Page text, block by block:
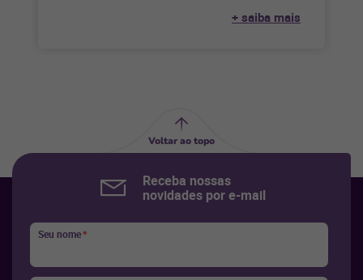
+ saiba mais
Voltar ao topo
Receba nossas
novidades por e-mail
Seu nome*